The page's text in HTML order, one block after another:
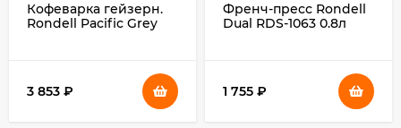
Кофеварка гейзерн.
Rondell Pacific Grey
3 853 ₽
Френч-пресс Rondell
Dual RDS-1063 0.8л
1 755 ₽